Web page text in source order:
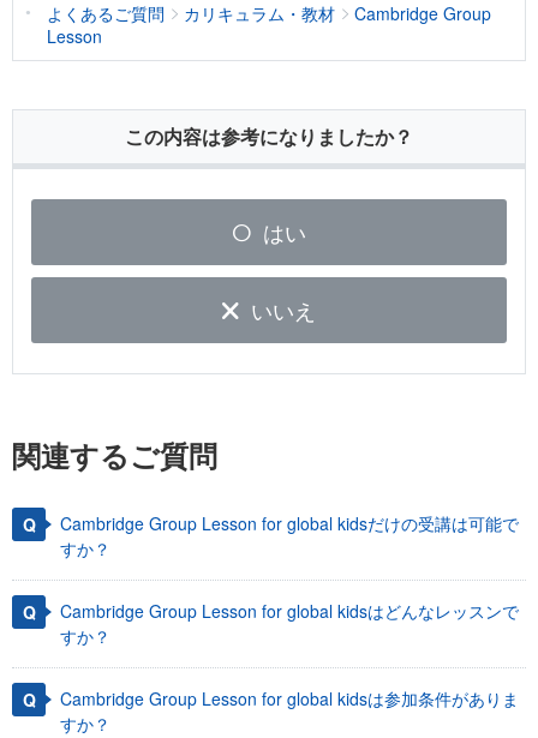
よくあるご質問 カリキュラム・教材
Cambridge Group
Lesson
この内容は参考になりましたか？
はい
いいえ
関連するご質問
Cambridge Group Lesson for global kidsだけの受講は可能で
すか？
Cambridge Group Lesson for global kidsはどんなレッスンで
すか？
Cambridge Group Lesson for global kidsは参加条件がありま
すか？